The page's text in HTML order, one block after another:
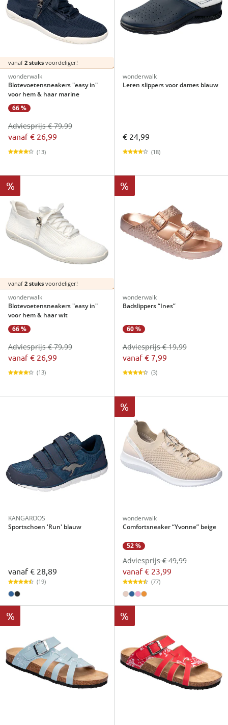
vanaf 2 stuks voordeliger!
wonderwalk
Blotevoetensneakers "easy in"
voor hem & haar marine
66 %
vanaf€ 26,99
Adviesprijs € 79,99
(13)
wonderwalk
Leren slippers voor dames blauw
€ 24,99
(18)
%
vanaf 2 stuks voordeliger!
wonderwalk
Blotevoetensneakers "easy in"
voor hem & haar wit
66 %
vanaf€ 26,99
Adviesprijs € 79,99
(13)
%
wonderwalk
Badslippers “Ines”
60 %
vanaf€ 7,99
Adviesprijs € 19,99
(3)
KANGAROOS
Sportschoen 'Run' blauw
vanaf€ 28,89
(19)
%
wonderwalk
Comfortsneaker “Yvonne” beige
52 %
vanaf€ 23,99
Adviesprijs € 49,99
(77)
% %